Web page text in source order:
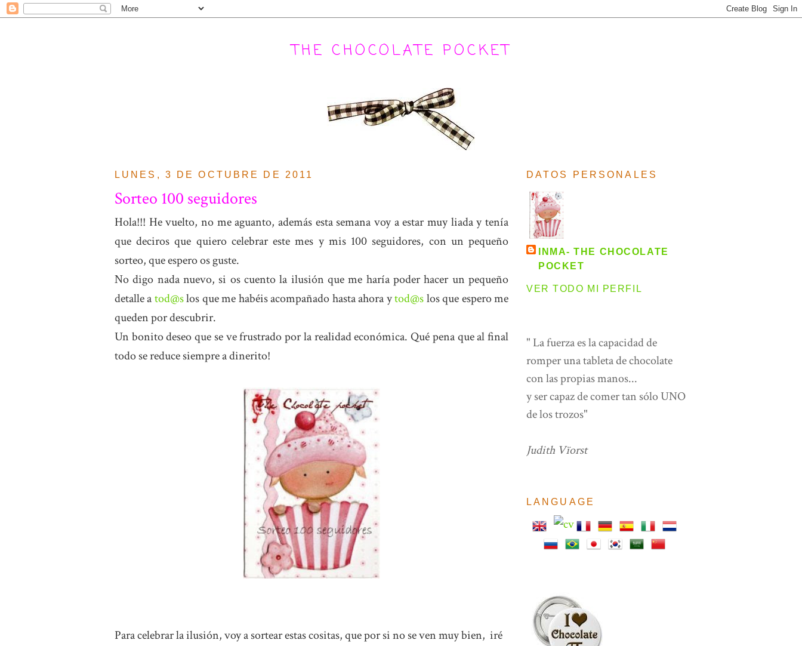
THE CHOCOLATE POCKET
LUNES, 3 DE OCTUBRE DE 2011
Sorteo 100 seguidores
Hola!!! He vuelto, no me aguanto, además esta semana voy a estar muy liada y tenía
que deciros que quiero celebrar este mes y mis 100 seguidores, con un pequeño
sorteo, que espero os guste.
No digo nada nuevo, si os cuento la ilusión que me haría poder hacer un pequeño
detalle atod@slos que me habéis acompañado hasta ahora ytod@slos que espero me
queden por descubrir.
Un bonito deseo que se ve frustrado por la realidad económica. Qué pena que al final
todo se reduce siempre a dinerito!
Para celebrar la ilusión, voy a sortear estas cositas, que por si no se ven muy bien, iré
DATOS PERSONALES
INMA- THE CHOCOLATE
POCKET
VER TODO MI PERFIL
" La fuerza es la capacidad de
romper una tableta de chocolate
con las propias manos...
y ser capaz de comer tan sólo UNO
de los trozos"
Judith Vïorst
LANGUAGE